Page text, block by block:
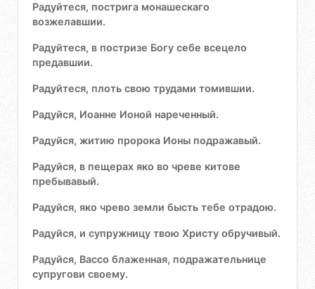
Радуйтеся, пострига монашескаго
возжелавшии.
Радуйтеся, в постризе Богу себе всецело
предавшии.
Радуйтеся, плоть свою трудами томившии.
Радуйся, Иоанне Ионой нареченный.
Радуйся, житию пророка Ионы подражавый.
Радуйся, в пещерах яко во чреве китове
пребывавый.
Радуйся, яко чрево земли бысть тебе отрадою.
Радуйся, и супружницу твою Христу обручивый.
Радуйся, Вассо блаженная, подражательнице
супругови своему.